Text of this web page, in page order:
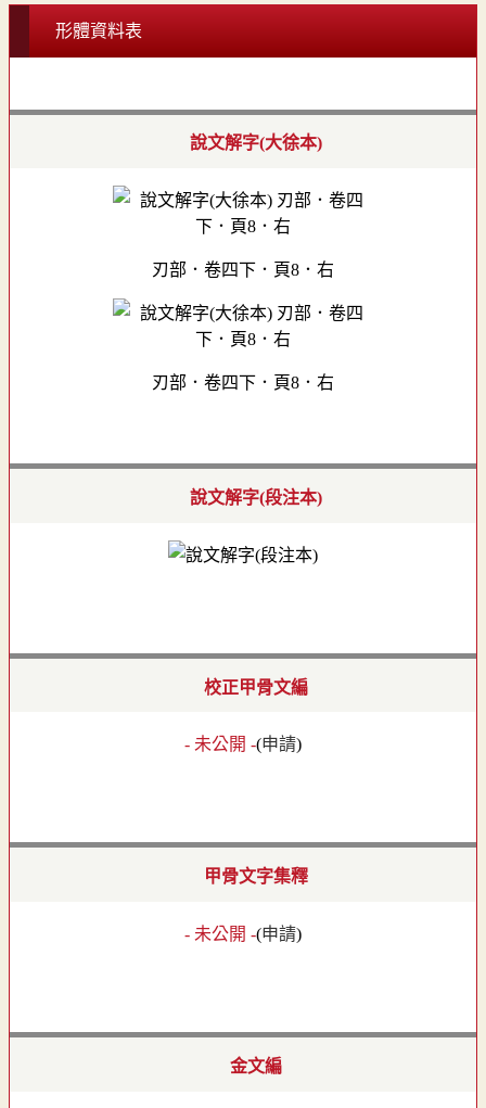
形體資料表
說文解字(大徐本)
刃部．卷四下．頁8．右
刃部．卷四下．頁8．右
說文解字(段注本)
校正甲骨文編
- 未公開 -(申請)
甲骨文字集釋
- 未公開 -(申請)
金文編